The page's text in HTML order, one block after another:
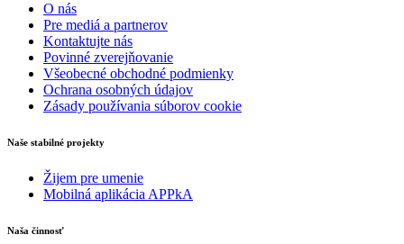
O nás
Pre mediá a partnerov
Kontaktujte nás
Povinné zverejňovanie
Všeobecné obchodné podmienky
Ochrana osobných údajov
Zásady používania súborov cookie
Naše stabilné projekty
Žijem pre umenie
Mobilná aplikácia APPkA
Naša činnosť